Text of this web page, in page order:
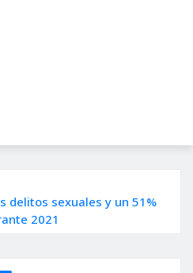
delitos sexuales y un 51%
2021